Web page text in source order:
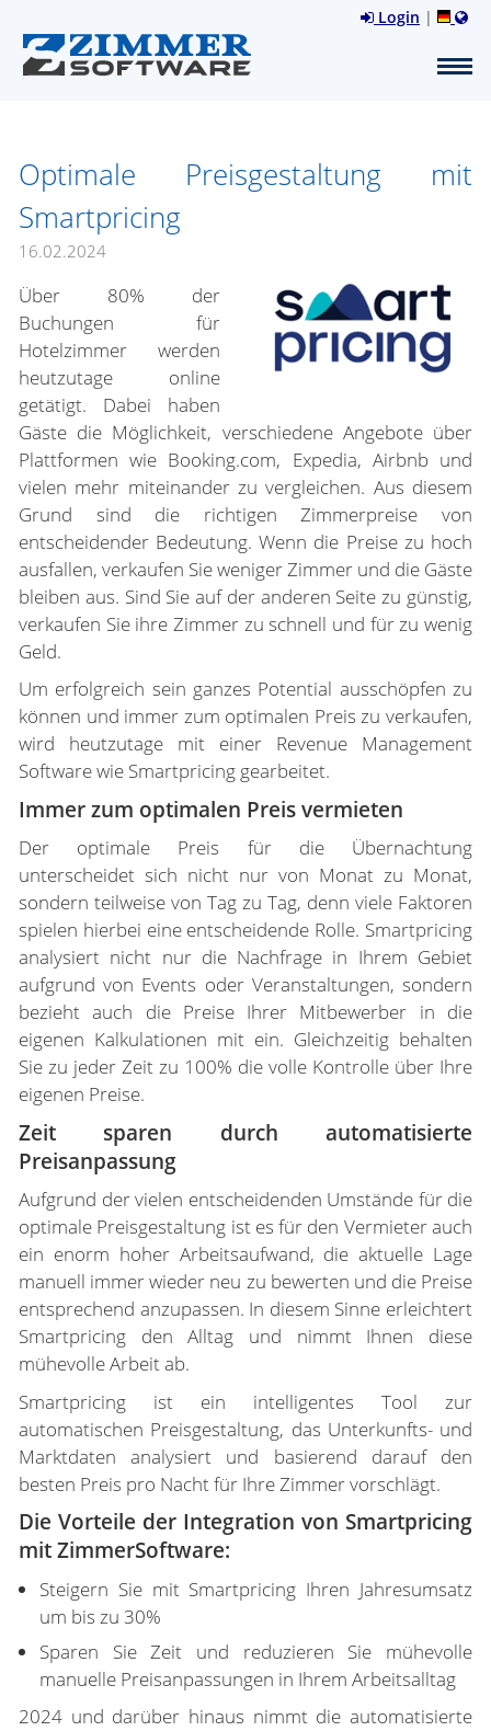
Login |
Optimale Preisgestaltung mit
Smartpricing
16.02.2024
Über 80% der
Buchungen für
Hotelzimmer werden
heutzutage online
getätigt. Dabei haben
Gäste die Möglichkeit, verschiedene Angebote über
Plattformen wie Booking.com, Expedia, Airbnb und
vielen mehr miteinander zu vergleichen. Aus diesem
Grund sind die richtigen Zimmerpreise von
entscheidender Bedeutung. Wenn die Preise zu hoch
ausfallen, verkaufen Sie weniger Zimmer und die Gäste
bleiben aus. Sind Sie auf der anderen Seite zu günstig,
verkaufen Sie ihre Zimmer zu schnell und für zu wenig
Geld.
Um erfolgreich sein ganzes Potential ausschöpfen zu
können und immer zum optimalen Preis zu verkaufen,
wird heutzutage mit einer Revenue Management
Software wie Smartpricing gearbeitet.
Immer zum optimalen Preis vermieten
Der optimale Preis für die Übernachtung
unterscheidet sich nicht nur von Monat zu Monat,
sondern teilweise von Tag zu Tag, denn viele Faktoren
spielen hierbei eine entscheidende Rolle. Smartpricing
analysiert nicht nur die Nachfrage in Ihrem Gebiet
aufgrund von Events oder Veranstaltungen, sondern
bezieht auch die Preise Ihrer Mitbewerber in die
eigenen Kalkulationen mit ein. Gleichzeitig behalten
Sie zu jeder Zeit zu 100% die volle Kontrolle über Ihre
eigenen Preise.
Zeit sparen durch automatisierte
Preisanpassung
Aufgrund der vielen entscheidenden Umstände für die
optimale Preisgestaltung ist es für den Vermieter auch
ein enorm hoher Arbeitsaufwand, die aktuelle Lage
manuell immer wieder neu zu bewerten und die Preise
entsprechend anzupassen. In diesem Sinne erleichtert
Smartpricing den Alltag und nimmt Ihnen diese
mühevolle Arbeit ab.
Smartpricing ist ein intelligentes Tool zur
automatischen Preisgestaltung, das Unterkunfts- und
Marktdaten analysiert und basierend darauf den
besten Preis pro Nacht für Ihre Zimmer vorschlägt.
Die Vorteile der Integration von Smartpricing
mit ZimmerSoftware:
Steigern Sie mit Smartpricing Ihren Jahresumsatz
um bis zu 30%
Sparen Sie Zeit und reduzieren Sie mühevolle
manuelle Preisanpassungen in Ihrem Arbeitsalltag
2024 und darüber hinaus nimmt die automatisierte